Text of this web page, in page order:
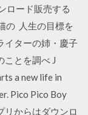
ロード販売する
の 人生の目標を
イターの姉・慶子
ことを調べ J
a new life in
Pico Pico Boy
からはダウンロ